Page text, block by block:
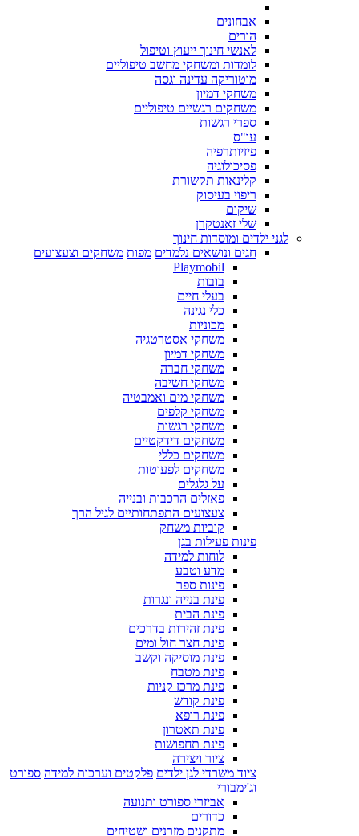
אבחונים
הורים
לאנשי חינוך ייעוץ וטיפול
לומדות ומשחקי מחשב טיפוליים
מוטוריקה עדינה וגסה
משחקי דמיון
משחקים רגשיים טיפוליים
ספרי רגשות
עו"ס
פיזיותרפיה
פסיכולוגיה
קלינאות תקשורת
ריפוי בעיסוק
שיקום
שלי זאנטקרן
לגני ילדים ומוסדות חינוך
חגים ונושאים נלמדים מפות משחקים וצעצועים
Playmobil
בובות
בעלי חיים
כלי נגינה
מכוניות
משחקי אסטרטגיה
משחקי דמיון
משחקי חברה
משחקי חשיבה
משחקי מים ואמבטיה
משחקי קלפים
משחקי רגשות
משחקים דידקטיים
משחקים כללי
משחקים לפעוטות
על גלגלים
פאזלים הרכבות ובנייה
צעצועים התפתחותיים לגיל הרך
קוביות משחק
פינות פעילות בגן
לוחות למידה
מדע וטבע
פינות ספר
פינת בנייה ונגרות
פינת הבית
פינת זהירות בדרכים
פינת חצר חול ומים
פינת מוסיקה וקשב
פינת מטבח
פינת מרכז קניות
פינת קודש
פינת רופא
פינת תאטרון
פינת תחפושות
ציור ויצירה
ציוד משרדי לגן ילדים פלקטים וערכות למידה ספורט
וג'ימבורי
אביזרי ספורט ותנועה
כדורים
מתקנים מזרנים ושטיחים